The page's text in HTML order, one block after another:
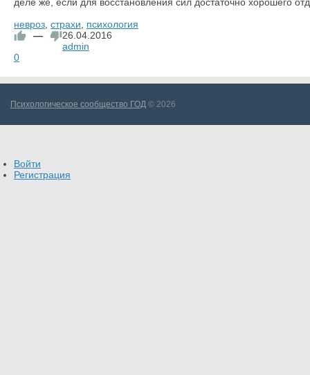
невроз страхи
психология
—
26.04.2016
admin
0
Психологическое сообщество ГОД © 2026
Войти
Регистрация